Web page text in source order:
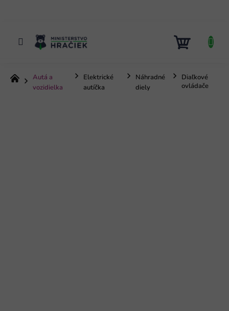
KOŠÍK
DomovAutá a
vozidielka
Elektrické
autíčka
Náhradné
diely
Diaľkové
ovládače